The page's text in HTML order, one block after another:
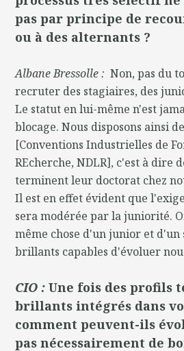
pas par principe de
ou à des alternants ?
Albane Bressolle : Non, pas du
recruter des stagiaires, des
Le statut en lui-même n'est
blocage. Nous disposons ainsi
[Conventions Industrielles de
REcherche, NDLR], c'est à dire
terminent leur doctorat chez
Il est en effet évident que
sera modérée par la juniorité.
même chose d'un junior et d'un
brillants capables d'évoluer
CIO :Une fois des profils
brillants intégrés dans
comment peuvent-ils
pas nécessairement de